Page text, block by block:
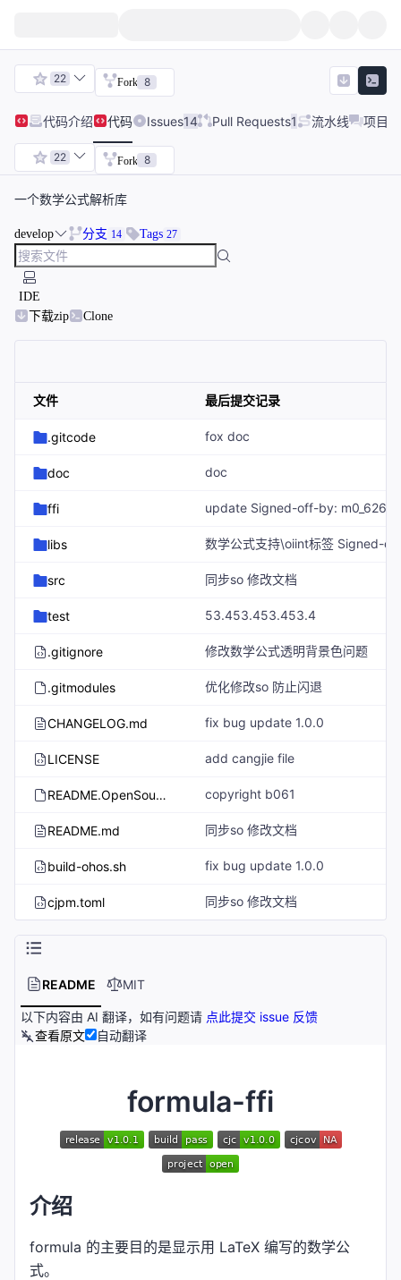
22 Fork 8
代码介绍 代码 Issues14 Pull Requests1 流水线 项目
22 Fork 8
一个数学公式解析库
develop 分支 14 Tags 27
IDE
下载zip
Clone
文件 最后提交记录
.gitcode fox doc
doc doc
ffi
libs
src 同步so 修改文档
test 53.453.453.453.4
.gitignore 修改数学公式透明背景色问题
.gitmodules 优化修改so 防止闪退
CHANGELOG.md fix bug update 1.0.0
LICENSE add cangjie file
README.OpenSource copyright b061
README.md 同步so 修改文档
build-ohos.sh fix bug update 1.0.0
cjpm.toml 同步so 修改文档
README MIT
以下内容由 AI 翻译，如有问题请 点此提交 issue 反馈
查看原文
自动翻译
formula-ffi
介绍
formula 的主要目的是显示用 LaTeX 编写的数学公
式。